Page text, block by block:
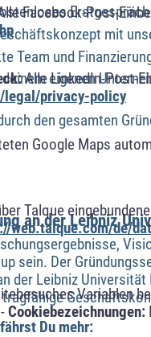
Facebook-Post-
Alle LinkedIn-Post-
privacy-policy
Google Maps
Talque
web.talque.com/de/
Variablen
Cookiebezeichnungen:
Erstgespräch
mit
Team und
eigenen
den gesamten
an der Leibniz
sein. Der
der Leibniz
Du mehr: